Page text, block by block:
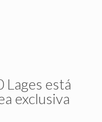
está
exclusiva